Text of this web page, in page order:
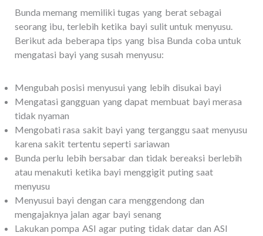
Bunda memang memiliki tugas yang berat sebagai
seorang ibu, terlebih ketika bayi sulit untuk menyusu.
Berikut ada beberapa tips yang bisa Bunda coba untuk
mengatasi bayi yang susah menyusu:
Mengubah posisi menyusui yang lebih disukai bayi
Mengatasi gangguan yang dapat membuat bayi merasa
tidak nyaman
Mengobati rasa sakit bayi yang terganggu saat menyusu
karena sakit tertentu seperti sariawan
Bunda perlu lebih bersabar dan tidak bereaksi berlebih
atau menakuti ketika bayi menggigit puting saat
menyusu
Menyusui bayi dengan cara menggendong dan
mengajaknya jalan agar bayi senang
Lakukan pompa ASI agar puting tidak datar dan ASI